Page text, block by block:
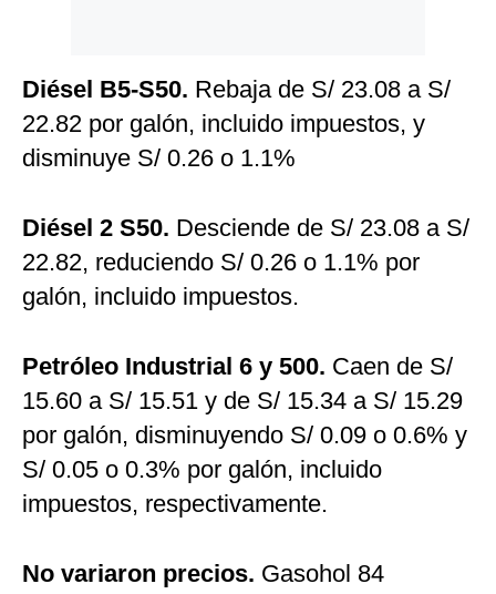
Diésel B5-S50. Rebaja de S/ 23.08 a S/
22.82 por galón, incluido impuestos, y
disminuye S/ 0.26 o 1.1%
Diésel 2 S50. Desciende de S/ 23.08 a S/
22.82, reduciendo S/ 0.26 o 1.1% por
galón, incluido impuestos.
Petróleo Industrial 6 y 500. Caen de S/
15.60 a S/ 15.51 y de S/ 15.34 a S/ 15.29
por galón, disminuyendo S/ 0.09 o 0.6% y
S/ 0.05 o 0.3% por galón, incluido
impuestos, respectivamente.
No variaron precios. Gasohol 84